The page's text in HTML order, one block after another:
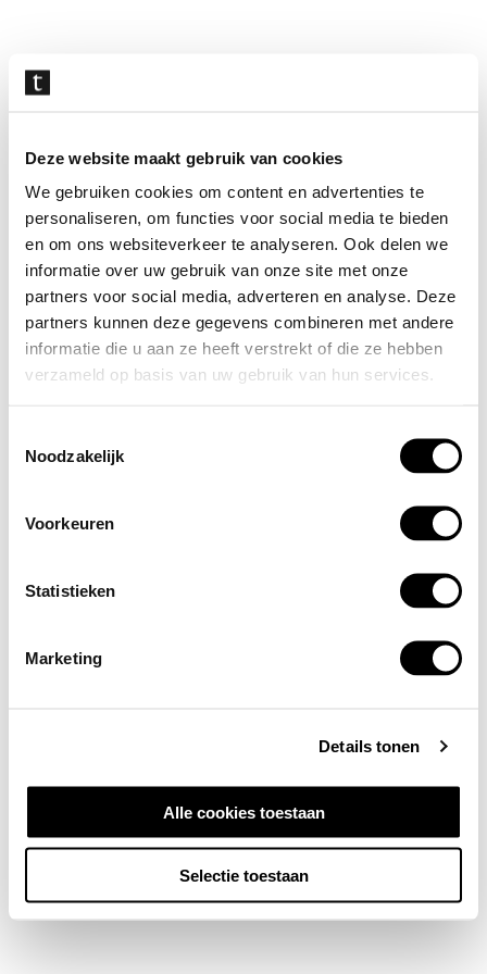
Deze website maakt gebruik van cookies
We gebruiken cookies om content en advertenties te
personaliseren, om functies voor social media te bieden
en om ons websiteverkeer te analyseren. Ook delen we
informatie over uw gebruik van onze site met onze
partners voor social media, adverteren en analyse. Deze
partners kunnen deze gegevens combineren met andere
informatie die u aan ze heeft verstrekt of die ze hebben
verzameld op basis van uw gebruik van hun services.
Noodzakelijk
Voorkeuren
Statistieken
Marketing
Details tonen
Alle cookies toestaan
Selectie toestaan
overslaan